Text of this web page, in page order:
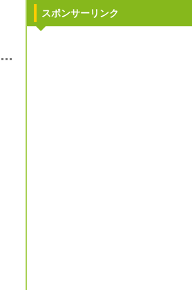
スポンサーリンク